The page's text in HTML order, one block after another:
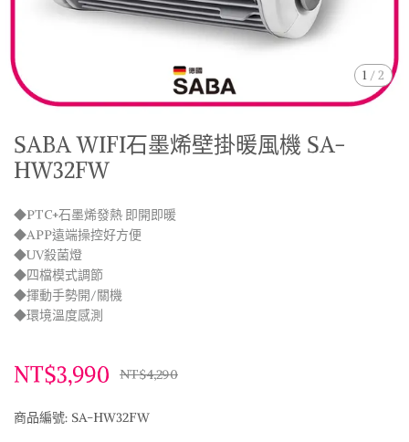
1 /2
SABA WIFI石墨烯壁掛暖風機 SA-
HW32FW
◆PTC+石墨烯發熱 即開即暖
◆APP遠端操控好方便
◆UV殺菌燈
◆四檔模式調節
◆揮動手勢開/關機
◆環境溫度感測
NT$3,990 NT$4,290
商品編號: SA-HW32FW